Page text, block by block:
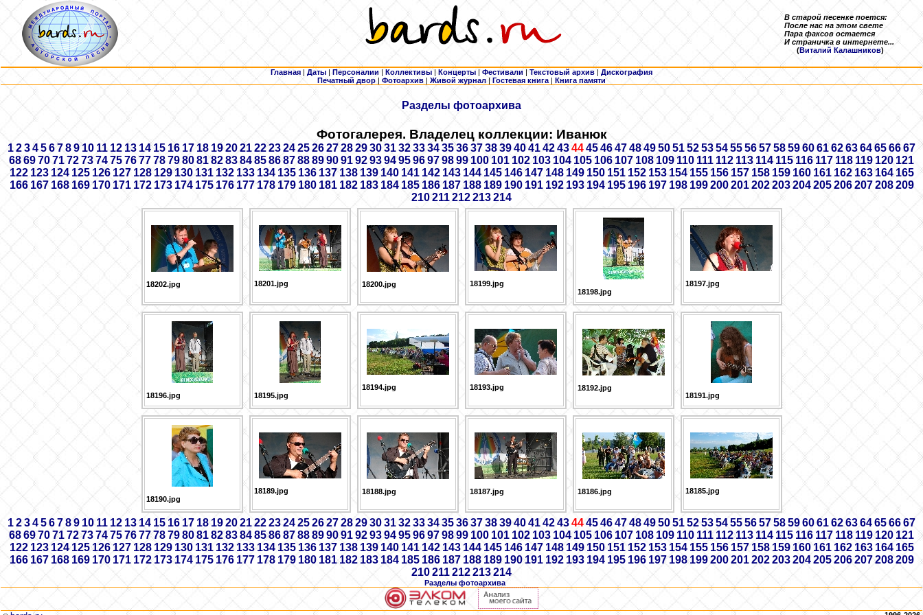
В старой песенке поется:
После нас на этом свете
Пара факсов остается
И страничка в интернете...
(Виталий Калашников)
Главная | Даты | Персоналии | Коллективы | Концерты | Фестивали | Текстовый архив | Дискография
Печатный двор | Фотоархив | Живой журнал |Гостевая книга | Книга памяти
Разделы фотоархива
Фотогалерея. Владелец коллекции: Иванюк
12345678910 11 12 13 14 15 16 17 18 19202122232425262728293031323334353637383940414243444546474849505152535455565758596061626364656667
6869707172737475767778798081828384858687888990919293949596979899 100 101 102 103 104 105 106 107 108 109 110 111 112 113 114 115 116 117 118 119 120 121
122 123 124 125 126 127 128 129 130 131 132 133 134 135 136 137 138 139 140 141 142 143 144 145 146 147 148 149 150 151 152 153 154 155 156 157 158 159 160 161 162 163164 165
166 167 168 169 170 171 172 173 174 175 176 177178 179 180 181 182 183 184 185 186 187 188 189 190 191 192 193 194195 196 197 198 199 200 201 202 203 204 205 206 207 208 209
210211212213214
18202.jpg 18201.jpg 18200.jpg
18199.jpg
18198.jpg
18197.jpg
18196.jpg 18195.jpg
18194.jpg 18193.jpg
18192.jpg
18191.jpg
18190.jpg
18189.jpg 18188.jpg 18187.jpg 18186.jpg 18185.jpg
123456789 10 11 12 13 14 15 16 17 18 19202122232425262728293031323334353637383940414243444546474849505152535455565758596061626364656667
6869707172737475767778798081828384858687888990919293949596979899 100 101 102 103 104 105 106 107 108 109 110 111 112113 114 115 116 117 118 119120 121
122 123 124 125126 127 128 129 130 131 132 133134 135 136 137 138 139 140 141 142 143 144 145 146 147 148 149 150151 152 153 154 155 156 157 158 159 160 161 162 163 164 165
166 167 168 169 170 171 172 173 174 175 176 177 178 179 180 181 182 183 184 185 186 187 188 189 190 191 192 193 194 195 196 197 198 199 200 201 202 203 204 205 206 207 208 209
210211212213214
Разделы фотоархива